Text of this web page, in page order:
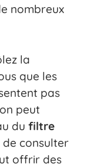
nombreux
la
que les
pas
peut
du filtre
de consulter
offrir des